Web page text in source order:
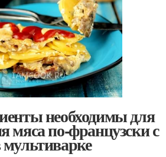
необходимы для
мяса по-французски с